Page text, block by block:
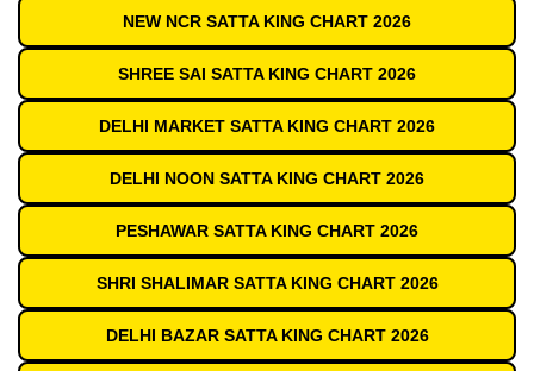
NEW NCR SATTA KING CHART 2026
SHREE SAI SATTA KING CHART 2026
DELHI MARKET SATTA KING CHART 2026
DELHI NOON SATTA KING CHART 2026
PESHAWAR SATTA KING CHART 2026
SHRI SHALIMAR SATTA KING CHART 2026
DELHI BAZAR SATTA KING CHART 2026